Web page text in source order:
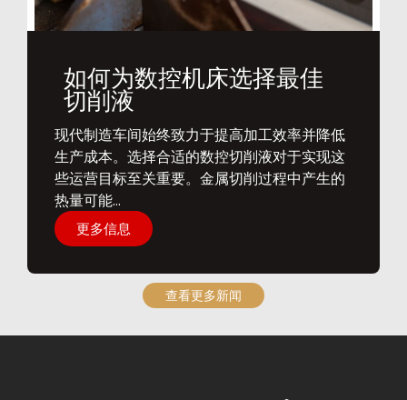
如何为数控机床选择最佳
切削液
​现代制造车间始终致力于提高加工效率并降低
生产成本。选择合适的数控切削液对于实现这
些运营目标至关重要。金属切削过程中产生的
热量可能...
更多信息
查看更多新闻